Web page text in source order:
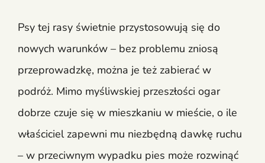
Psy tej rasy świetnie przystosowują się do
nowych warunków – bez problemu zniosą
przeprowadzkę, można je też zabierać w
podróż. Mimo myśliwskiej przeszłości ogar
dobrze czuje się w mieszkaniu w mieście, o ile
właściciel zapewni mu niezbędną dawkę ruchu
– w przeciwnym wypadku pies może rozwinąć